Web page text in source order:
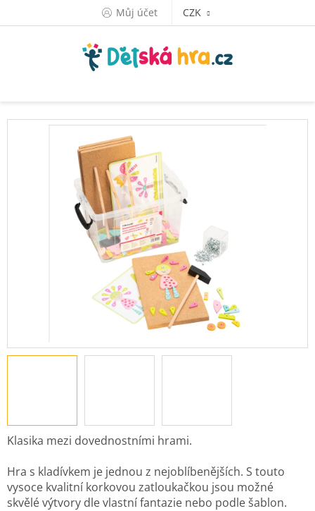
Můj účet CZK
Klasika mezi dovednostními hrami.
Hra s kladívkem je jednou z nejoblíbenějších. S touto
vysoce kvalitní korkovou zatloukačkou jsou možné
skvělé výtvory dle vlastní fantazie nebo podle šablon.